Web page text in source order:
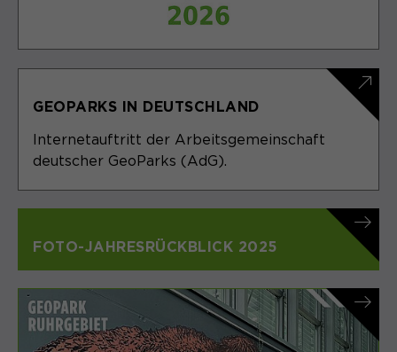
GEOPARKS IN DEUTSCHLAND
Internetauftritt der Arbeitsgemeinschaft
deutscher GeoParks (AdG).
FOTO-JAHRESRÜCKBLICK 2025